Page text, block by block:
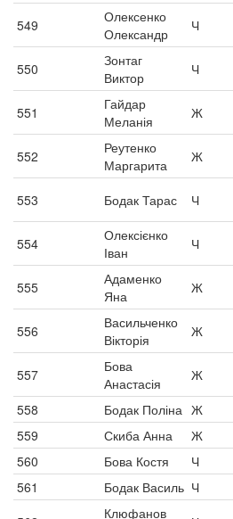
549
Олексенко
Олександр
Ч
550
Зонтаг
Виктор
Ч
551
Гайдар
Меланія
Ж
552
Реутенко
Маргарита
Ж
553 Бодак Тарас Ч
554
Олексієнко
Іван
Ч
555
Адаменко
Яна
Ж
556
Васильченко
Вікторія
Ж
557
Бова
Анастасія
Ж
558
Бодак Поліна Ж
559
Скиба Анна Ж
560
Бова Костя Ч
561
Бодак Василь Ч
Клюфанов